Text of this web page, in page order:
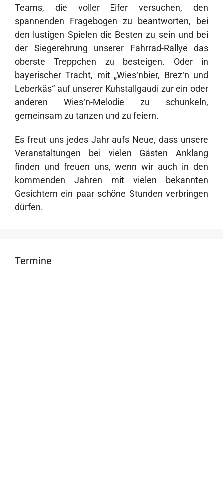
Teams, die voller Eifer versuchen, den
spannenden Fragebogen zu beantworten, bei
den lustigen Spielen die Besten zu sein und bei
der Siegerehrung unserer Fahrrad-Rallye das
oberste Treppchen zu besteigen. Oder in
bayerischer Tracht, mit „Wies‘nbier, Brez‘n und
Leberkäs“ auf unserer Kuhstallgaudi zur ein oder
anderen Wies‘n-Melodie zu schunkeln,
gemeinsam zu tanzen und zu feiern.
Es freut uns jedes Jahr aufs Neue, dass unsere
Veranstaltungen bei vielen Gästen Anklang
finden und freuen uns, wenn wir auch in den
kommenden Jahren mit vielen bekannten
Gesichtern ein paar schöne Stunden verbringen
dürfen.
Termine